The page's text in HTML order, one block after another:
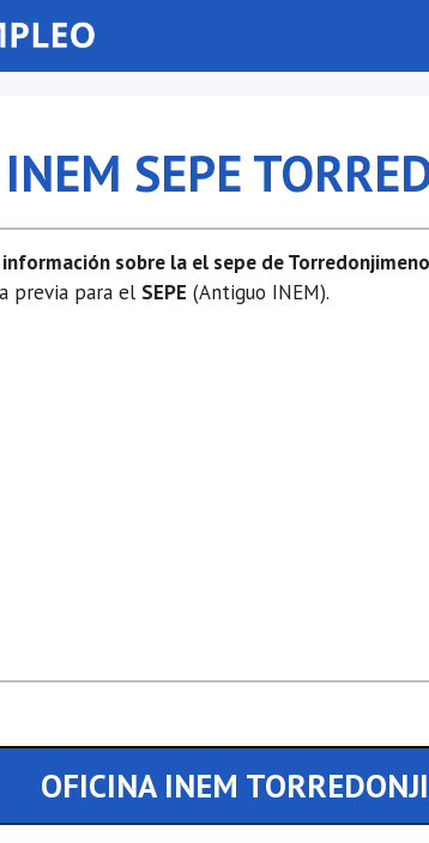
SEPE
sobre la el sepe de Torredonjimeno
previa para el SEPE (Antiguo INEM).
OFICINA INEM